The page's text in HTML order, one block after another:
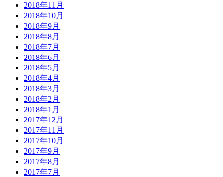
2018年11月
2018年10月
2018年9月
2018年8月
2018年7月
2018年6月
2018年5月
2018年4月
2018年3月
2018年2月
2018年1月
2017年12月
2017年11月
2017年10月
2017年9月
2017年8月
2017年7月